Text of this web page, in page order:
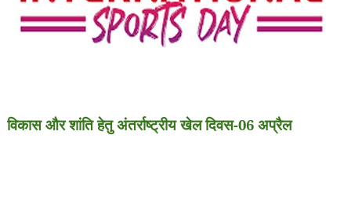
विकास और शांति हेतु अंतर्राष्ट्रीय खेल दिवस-06 अप्रैल